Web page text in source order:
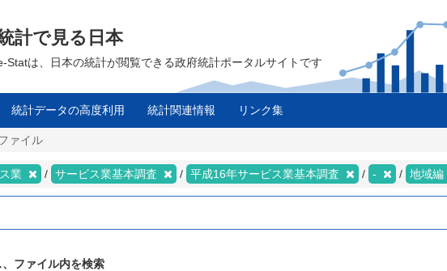
計で見る日本
Statは、日本の統計が閲覧できる政府統計ポータルサイトです
統計データの高度利用 統計関連情報 リンク集
ァイル
業 サービス業基本調査 平成16年サービス業基本調査 - 地域編
ファイル内を検索